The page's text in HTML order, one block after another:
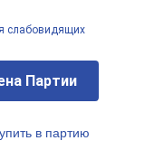
слабовидящих
Партии
в партию